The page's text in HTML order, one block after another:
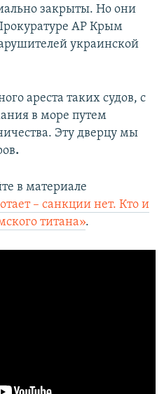
закрыты. Но они
АР Крым
украинской
ареста таких судов, с
в море путем
Эту дверцу мы
.
в материале
– санкции нет. Кто и
титана».